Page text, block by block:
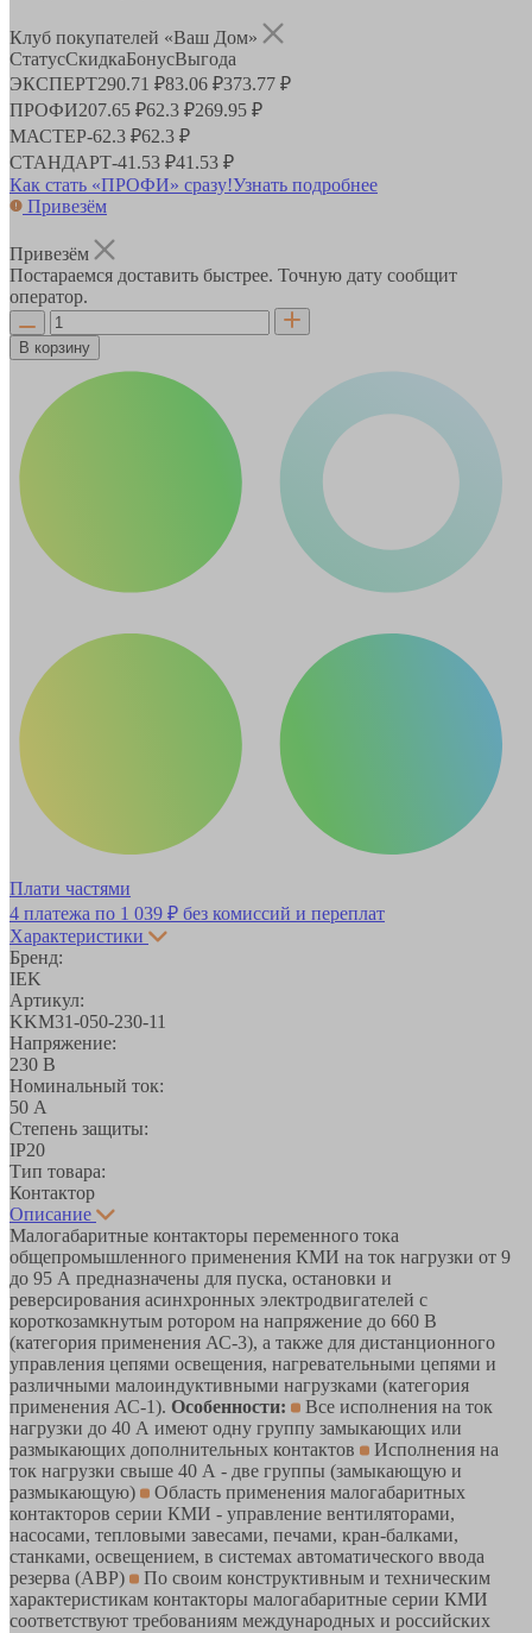
Клуб покупателей «Ваш Дом»
СтатусСкидкаБонусВыгода
ЭКСПЕРТ290.71 ₽83.06 ₽373.77 ₽
ПРОФИ207.65 ₽62.3 ₽269.95 ₽
МАСТЕР-62.3 ₽62.3 ₽
СТАНДАРТ-41.53 ₽41.53 ₽
Как стать «ПРОФИ» сразу!Узнать подробнее
Привезём
Привезём
Постараемся доставить быстрее. Точную дату сообщит
оператор.
В корзину
Плати частями
4 платежа по 1 039 ₽ без комиссий и переплат
Характеристики
Бренд:
IEK
Артикул:
KKM31-050-230-11
Напряжение:
230 В
Номинальный ток:
50 А
Степень защиты:
IP20
Тип товара:
Контактор
Описание
Малогабаритные контакторы переменного тока
общепромышленного применения КМИ на ток нагрузки от 9
до 95 А предназначены для пуска, остановки и
реверсирования асинхронных электродвигателей с
короткозамкнутым ротором на напряжение до 660 В
(категория применения АС-3), а также для дистанционного
управления цепями освещения, нагревательными цепями и
различными малоиндуктивными нагрузками (категория
применения АС-1). Особенности:
Все исполнения на ток
нагрузки до 40 А имеют одну группу замыкающих или
размыкающих дополнительных контактов
Исполнения на
ток нагрузки свыше 40 А - две группы (замыкающую и
размыкающую)
Область применения малогабаритных
контакторов серии КМИ - управление вентиляторами,
насосами, тепловыми завесами, печами, кран-балками,
станками, освещением, в системах автоматического ввода
резерва (АВР)
По своим конструктивным и техническим
характеристикам контакторы малогабаритные серии КМИ
соответствуют требованиям международных и российских